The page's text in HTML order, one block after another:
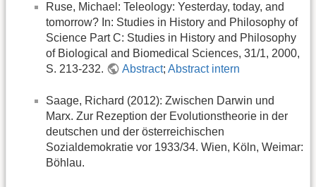
Ruse, Michael: Teleology: Yesterday, today, and
tomorrow? In: Studies in History and Philosophy of
Science Part C: Studies in History and Philosophy
of Biological and Biomedical Sciences, 31/1, 2000,
S. 213-232.
Abstract;Abstract intern
Saage, Richard (2012): Zwischen Darwin und
Marx. Zur Rezeption der Evolutionstheorie in der
deutschen und der österreichischen
Sozialdemokratie vor 1933/34. Wien, Köln, Weimar:
Böhlau.